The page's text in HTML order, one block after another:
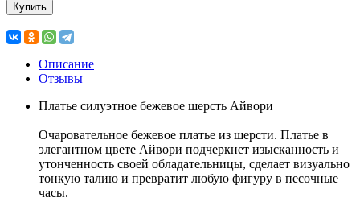
Купить
Описание
Отзывы
Платье силуэтное бежевое шерсть Айвори
Очаровательное бежевое платье из шерсти. Платье в
элегантном цвете Айвори подчеркнет изысканность и
утонченность своей обладательницы, сделает визуально
тонкую талию и превратит любую фигуру в песочные
часы.